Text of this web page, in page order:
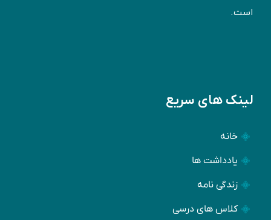
است.
لینک های سریع
خانه
یادداشت ها
زندگی نامه
کلاس های درسی